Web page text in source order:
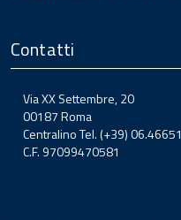
Contatti
Via XX Settembre, 20
00187 Roma
Centralino Tel. (+39) 06.46651
C.F. 97099470581